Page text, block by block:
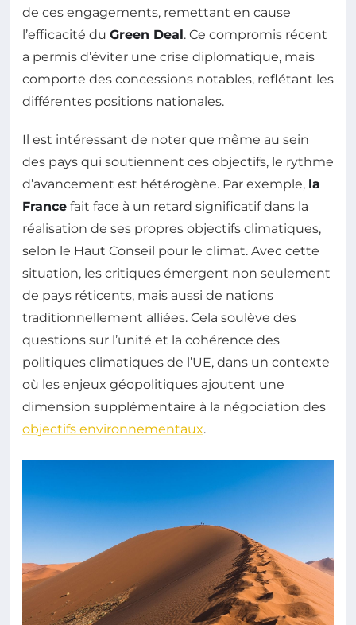
de ces engagements, remettant en cause
l’efficacité du Green Deal. Ce compromis récent
a permis d’éviter une crise diplomatique, mais
comporte des concessions notables, reflétant les
différentes positions nationales.
Il est intéressant de noter que même au sein
des pays qui soutiennent ces objectifs, le rythme
d’avancement est hétérogène. Par exemple, la
France fait face à un retard significatif dans la
réalisation de ses propres objectifs climatiques,
selon le Haut Conseil pour le climat. Avec cette
situation, les critiques émergent non seulement
de pays réticents, mais aussi de nations
traditionnellement alliées. Cela soulève des
questions sur l’unité et la cohérence des
politiques climatiques de l’UE, dans un contexte
où les enjeux géopolitiques ajoutent une
dimension supplémentaire à la négociation des
objectifs environnementaux.